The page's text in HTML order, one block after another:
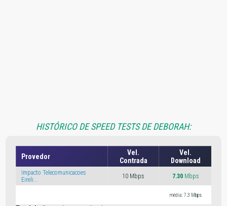
HISTÓRICO DE SPEED TESTS DE DEBORAH:
Provedor
Vel.
Contrada
Vel.
Download
Impacto Telecomunicacoes
Eireli...
10 Mbps 7.30Mbps
média: 7.3 Mbps